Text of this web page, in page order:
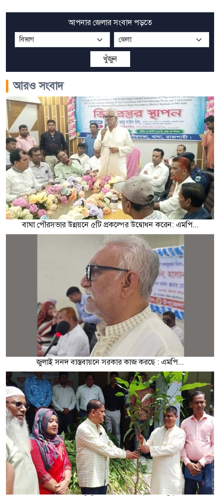
আপনার জেলার সংবাদ পড়তে
খুঁজুন
আরও সংবাদ
বাঘা পৌরসভার উন্নয়নে ৫টি প্রকল্পের উদ্বোধন করেন: এমপি...
জুলাই সনদ বাস্তবায়নে সরকার কাজ করছে : এমপি...